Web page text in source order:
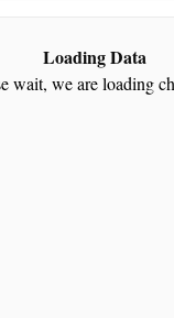
Loading Data
wait, we are loading